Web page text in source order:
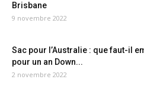
Brisbane
9 novembre 2022
Sac pour l’Australie : que faut-il
pour un an Down...
2 novembre 2022